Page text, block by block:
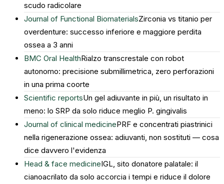
scudo radicolare
Journal of Functional BiomaterialsZirconia vs titanio per
overdenture: successo inferiore e maggiore perdita
ossea a 3 anni
BMC Oral HealthRialzo transcrestale con robot
autonomo: precisione submillimetrica, zero perforazioni
in una prima coorte
Scientific reportsUn gel adiuvante in più, un risultato in
meno: lo SRP da solo riduce meglio P. gingivalis
Journal of clinical medicinePRF e concentrati piastrinici
nella rigenerazione ossea: adiuvanti, non sostituti — cosa
dice davvero l'evidenza
Head & face medicineIGL, sito donatore palatale: il
cianoacrilato da solo accorcia i tempi e riduce il dolore